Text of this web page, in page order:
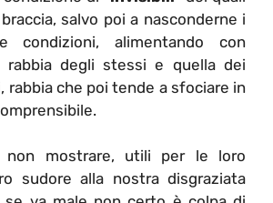
salvo poi a nasconderne i
condizioni, alimentando con
rabbia degli stessi e quella dei
rabbia che poi tende a sfociare in
non mostrare, utili per le loro
sudore alla nostra disgraziata